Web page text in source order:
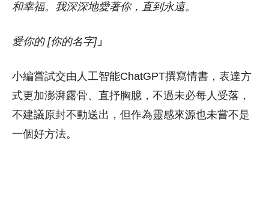
和幸福。我深深地愛著你，直到永遠。
愛你的 [你的名字]」
小編嘗試交由人工智能ChatGPT撰寫情書，表達方
式更加澎湃露骨、直抒胸臆，不過未必每人受落，
不建議原封不動送出，但作為靈感來源也未嘗不是
一個好方法。